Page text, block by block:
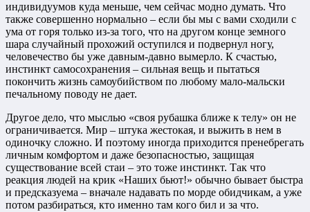
индивидуумов куда меньше, чем сейчас модно думать. Что
также совершенно нормально – если бы мы с вами сходили с
ума от горя только из-за того, что на другом конце земного
шара случайный прохожий оступился и подвернул ногу,
человечество бы уже давным-давно вымерло. К счастью,
инстинкт самосохранения – сильная вещь и пытаться
покончить жизнь самоубийством по любому мало-мальски
печальному поводу не дает.
Другое дело, что мыслью «своя рубашка ближе к телу» он не
ограничивается. Мир – штука жестокая, и выжить в нем в
одиночку сложно. И поэтому иногда приходится пренебрегать
личным комфортом и даже безопасностью, защищая
существование всей стаи – это тоже инстинкт. Так что
реакция людей на крик «Наших бьют!» обычно бывает быстра
и предсказуема – вначале надавать по морде обидчикам, а уже
потом разбираться, кто именно там кого бил и за что.